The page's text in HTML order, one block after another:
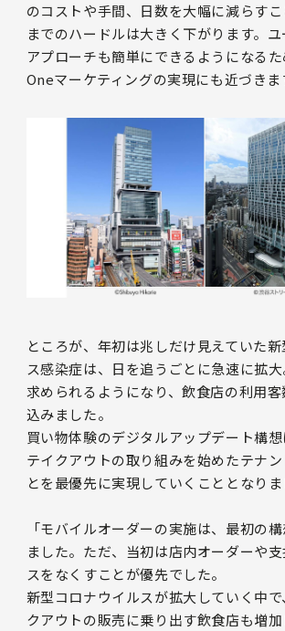
のコストや手間、日数を大幅に減らす
までのハードルは大きく下がります。
アプローチも簡単にできるようになる
Oneマーケティングの実現にも近づきま
ところが、年初は兆しだけ見えていた
ス感染症は、日を追うごとに急速に拡
求められるようになり、飲食店の利用
込みました。
買い物体験のデジタルアップデート構
テイクアウトの取り組みを始めたテナ
とを最優先に実現していくこととなりま
「モバイルオーダーの実施は、最初の
ました。ただ、当初は店内オーダーや
スをなくすことが優先でした。
新型コロナウイルスが拡大していく中
クアウトの販売に乗り出す飲食店も増加